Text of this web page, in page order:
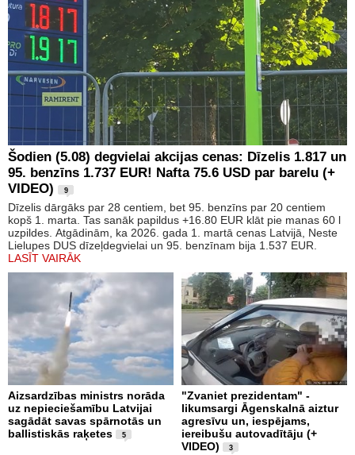
Šodien (5.08) degvielai akcijas cenas: Dīzelis 1.817 un
95. benzīns 1.737 EUR! Nafta 75.6 USD par barelu (+
VIDEO)
9
Dīzelis dārgāks par 28 centiem, bet 95. benzīns par 20 centiem
kopš 1. marta. Tas sanāk papildus +16.80 EUR klāt pie manas 60 l
uzpildes. Atgādinām, ka 2026. gada 1. martā cenas Latvijā, Neste
Lielupes DUS dīzeļdegvielai un 95. benzīnam bija 1.537 EUR.
LASĪT VAIRĀK
Aizsardzības ministrs norāda
uz nepieciešamību Latvijai
sagādāt savas spārnotās un
ballistiskās raķetes
5
"Zvaniet prezidentam" -
likumsargi Āgenskalnā aiztur
agresīvu un, iespējams,
iereibušu autovadītāju (+
VIDEO)
3